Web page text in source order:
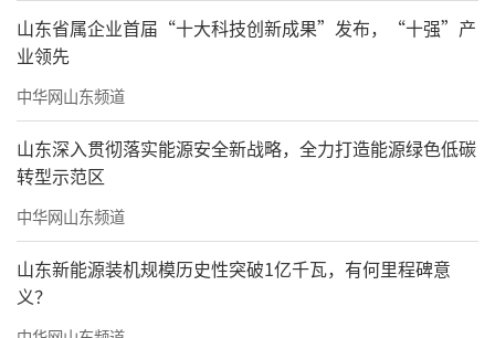
2019《南塘梦影》赵孟君作品展
Galerie Bernet Bertram画廊 柏林
《赵孟君作品回国汇报展》
山东新闻美术馆济南
2021《心迹》赵孟君作品展
Galerie Bernet Bertram.柏林
山东省属企业首届“十大科技创新成果”发布，“十强”产
业领先
中华网山东频道
山东深入贯彻落实能源安全新战略，全力打造能源绿色低碳
转型示范区
中华网山东频道
山东新能源装机规模历史性突破1亿千瓦，有何里程碑意
义？